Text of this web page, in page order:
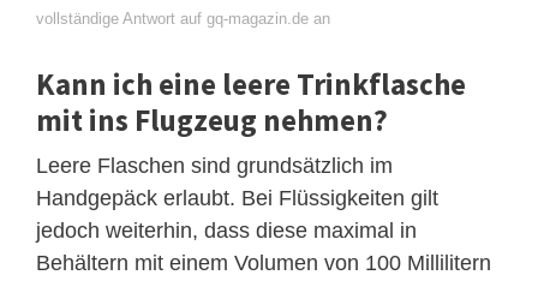
vollständige Antwort auf gq-magazin.de an
Kann ich eine leere Trinkflasche
mit ins Flugzeug nehmen?
Leere Flaschen sind grundsätzlich im
Handgepäck erlaubt. Bei Flüssigkeiten gilt
jedoch weiterhin, dass diese maximal in
Behältern mit einem Volumen von 100 Millilitern